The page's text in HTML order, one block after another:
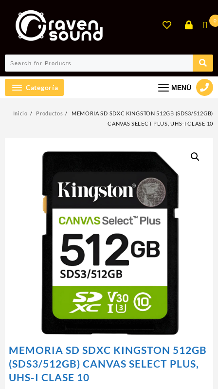
contenido
0
Categoría MENÚ
Inicio Productos
MEMORIA SD SDXC KINGSTON 512GB (SDS3/512GB)
CANVAS SELECT PLUS, UHS-I CLASE 10
MEMORIA SD SDXC KINGSTON 512GB
(SDS3/512GB) CANVAS SELECT PLUS,
UHS-I CLASE 10